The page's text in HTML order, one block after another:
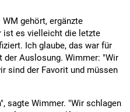
gehört, ergänzte
ist es vielleicht die letzte
Ich glaube, das war für
der Auslosung. Wimmer: "Wir
sind der Favorit und müssen
sagte Wimmer. "Wir schlagen